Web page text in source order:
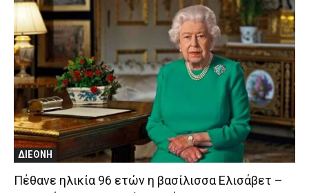
ΔΙΕΘΝΗ
Πέθανε ηλικία 96 ετών η βασίλισσα Ελισάβετ –